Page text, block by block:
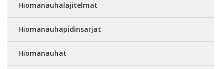
Hiomanauhalajitelmat
Hiomanauhapidinsarjat
Hiomanauhat